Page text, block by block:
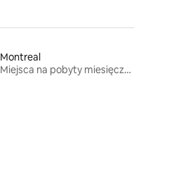
Montreal
Miejsca na pobyty miesięczne